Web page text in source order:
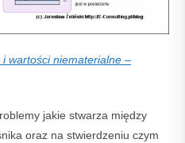
wartości niematerialne –
jakie stwarza między
oraz na stwierdzeniu czym